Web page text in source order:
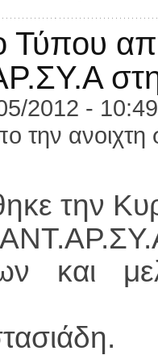
Τύπου
στη
2012 - 10:49
ανοιχτη
την
και